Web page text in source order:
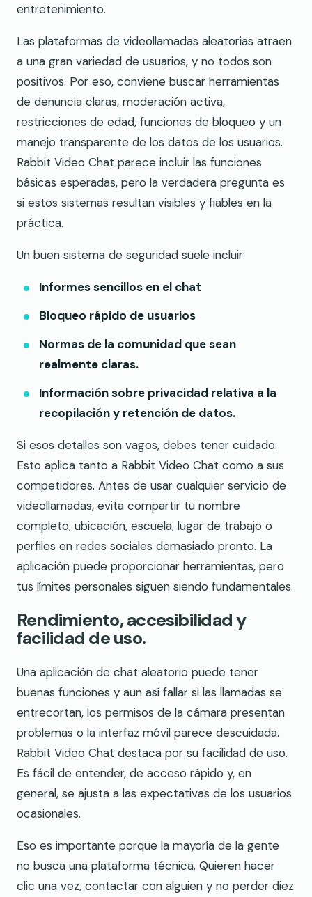
entretenimiento.
Las plataformas de videollamadas aleatorias atraen
a una gran variedad de usuarios, y no todos son
positivos. Por eso, conviene buscar herramientas
de denuncia claras, moderación activa,
restricciones de edad, funciones de bloqueo y un
manejo transparente de los datos de los usuarios.
Rabbit Video Chat parece incluir las funciones
básicas esperadas, pero la verdadera pregunta es
si estos sistemas resultan visibles y fiables en la
práctica.
Un buen sistema de seguridad suele incluir:
Informes sencillos en el chat
Bloqueo rápido de usuarios
Normas de la comunidad que sean
realmente claras.
Información sobre privacidad relativa a la
recopilación y retención de datos.
Si esos detalles son vagos, debes tener cuidado.
Esto aplica tanto a Rabbit Video Chat como a sus
competidores. Antes de usar cualquier servicio de
videollamadas, evita compartir tu nombre
completo, ubicación, escuela, lugar de trabajo o
perfiles en redes sociales demasiado pronto. La
aplicación puede proporcionar herramientas, pero
tus límites personales siguen siendo fundamentales.
Rendimiento, accesibilidad y
facilidad de uso.
Una aplicación de chat aleatorio puede tener
buenas funciones y aun así fallar si las llamadas se
entrecortan, los permisos de la cámara presentan
problemas o la interfaz móvil parece descuidada.
Rabbit Video Chat destaca por su facilidad de uso.
Es fácil de entender, de acceso rápido y, en
general, se ajusta a las expectativas de los usuarios
ocasionales.
Eso es importante porque la mayoría de la gente
no busca una plataforma técnica. Quieren hacer
clic una vez, contactar con alguien y no perder diez